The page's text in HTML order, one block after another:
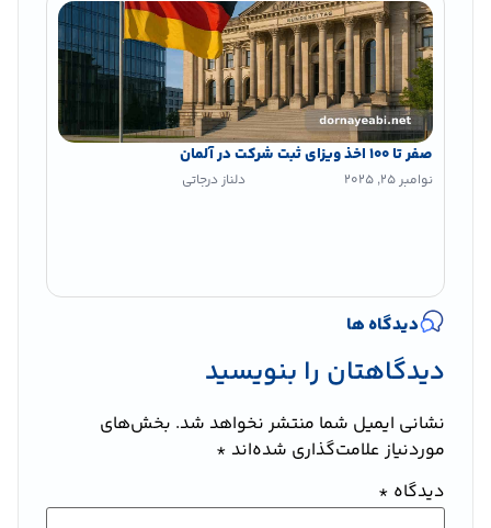
صفر تا 100 اخذ ویزای ثبت شرکت در آلمان
نوامبر 25, 2025 دلناز درجاتی
دیدگاه ها
دیدگاهتان را بنویسید
نشانی ایمیل شما منتشر نخواهد شد. بخش‌های
موردنیاز علامت‌گذاری شده‌اند *
دیدگاه *